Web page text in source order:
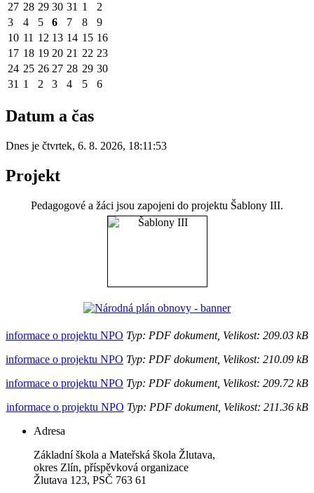
27 28 29 30 31 1
2
3
4 5 6 7 8
9
10 11 12 13 14 15 16
17 18 19 20 21 22 23
24 25 26 27 28 29 30
31 1 2 3 4 5 6
Datum a čas
Dnes je čtvrtek, 6. 8. 2026, 18:11:53
Projekt
Pedagogové a žáci jsou zapojeni do projektu Šablony III.
informace o projektu NPO Typ: PDF dokument, Velikost: 209.03 kB
informace o projektu NPO Typ: PDF dokument, Velikost: 210.09 kB
informace o projektu NPO Typ: PDF dokument, Velikost: 209.72 kB
informace o projektu NPO Typ: PDF dokument, Velikost: 211.36 kB
Adresa
Základní škola a Mateřská škola Žlutava,
okres Zlín, příspěvková organizace
Žlutava 123, PSČ 763 61